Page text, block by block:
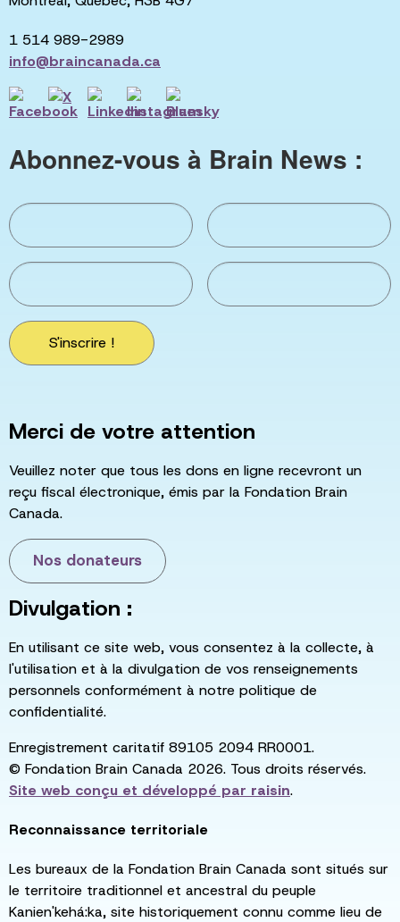
1 514 989-2989
info@braincanada.ca
Abonnez-vous à Brain News :
S'inscrire !
Merci de votre attention
Veuillez noter que tous les dons en ligne recevront un
reçu fiscal électronique, émis par la Fondation Brain
Canada.
Nos donateurs
Divulgation :
En utilisant ce site web, vous consentez à la collecte, à
l'utilisation et à la divulgation de vos renseignements
personnels conformément à notre politique de
confidentialité.
Enregistrement caritatif 89105 2094 RR0001.
© Fondation Brain Canada 2026. Tous droits réservés.
Site web conçu et développé par raisin.
Reconnaissance territoriale
Les bureaux de la Fondation Brain Canada sont situés sur
le territoire traditionnel et ancestral du peuple
Kanien'kehá:ka, site historiquement connu comme lieu de